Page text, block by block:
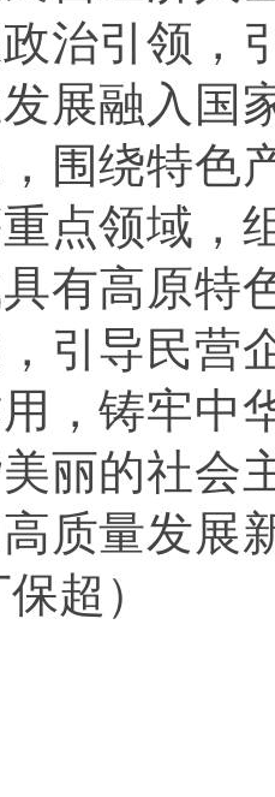
治引领，
展融入国
围绕特色
点领域，
有高原特
引导民营
，铸牢中
丽的社会
质量发展
超）